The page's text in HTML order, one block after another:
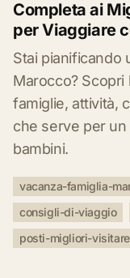
Completa ai
per Viaggiare
Stai pianificando
Marocco?
famiglie, attività,
che serve per
bambini.
vacanza-famiglia-
consigli-di-viaggio
posti-migliori-visitare